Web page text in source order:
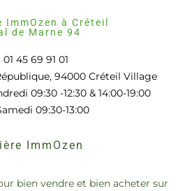
ImmOzen à Créteil
de Marne 94
01 45 69 91 01
94000 Créteil Village
09:30 -12:30 & 14:00-19:00
09:30-13:00
ImmOzen
bien vendre et bien acheter sur